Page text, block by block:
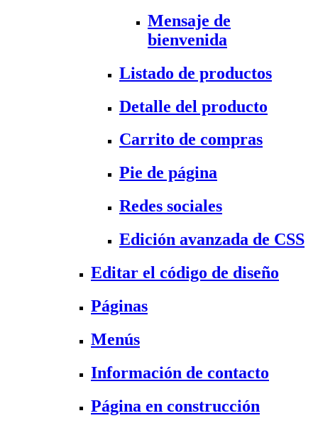
Mensaje de
bienvenida
Listado de productos
Detalle del producto
Carrito de compras
Pie de página
Redes sociales
Edición avanzada de CSS
Editar el código de diseño
Páginas
Menús
Información de contacto
Página en construcción